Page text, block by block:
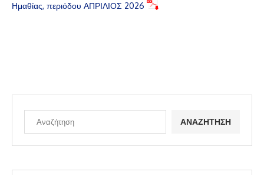
Ημαθίας, περιόδου ΑΠΡΙΛΙΟΣ 2026
ΑΝΑΖΉΤΗΣΗ